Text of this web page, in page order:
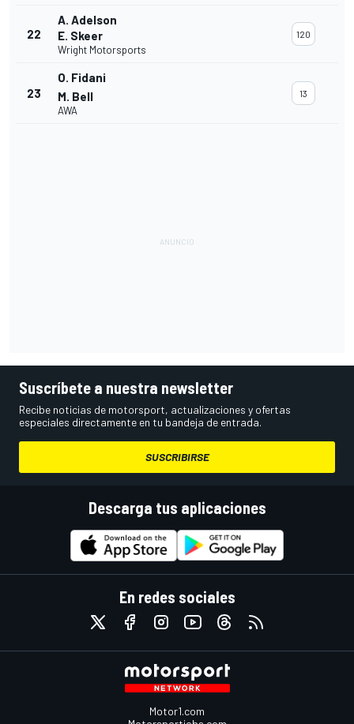
22
A. Adelson
E. Skeer
Wright Motorsports
120
23
O. Fidani
M. Bell
AWA
13
Suscríbete a nuestra newsletter
Recibe noticias de motorsport, actualizaciones y ofertas
especiales directamente en tu bandeja de entrada.
SUSCRIBIRSE
Descarga tus aplicaciones
En redes sociales
Motor1.com